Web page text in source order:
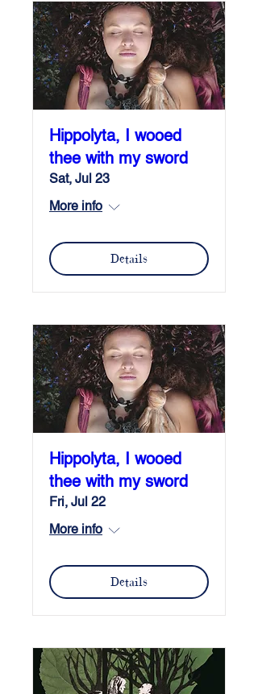
Hippolyta, I wooed
thee with my sword
Sat, Jul 23
More info
Details
Hippolyta, I wooed
thee with my sword
Fri, Jul 22
More info
Details